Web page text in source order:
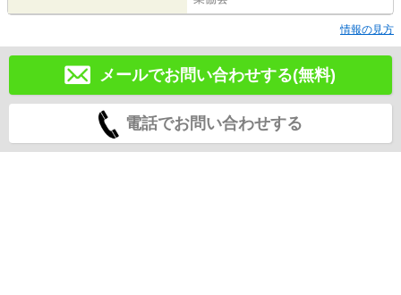
情報の見方
メールでお問い合わせする(無料)
電話でお問い合わせする